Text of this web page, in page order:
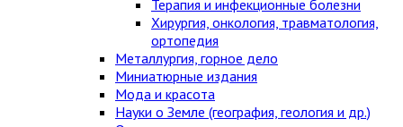
Терапия и инфекционные болезни
Хирургия, онкология, травматология,
ортопедия
Металлургия, горное дело
Миниатюрные издания
Мода и красота
Науки о Земле (география, геология и др.)